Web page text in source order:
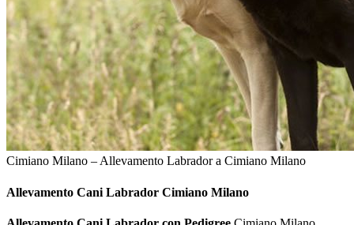
Cimiano Milano – Allevamento Labrador a Cimiano Milano
Allevamento Cani Labrador Cimiano Milano